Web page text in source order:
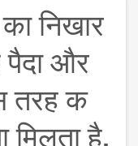
निखार
पैदा और
तरह क
है,